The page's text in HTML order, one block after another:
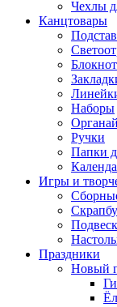
Чехлы
Канцтовары
Наборы
Ручки
Папки
Игры и
Праздники
Новый